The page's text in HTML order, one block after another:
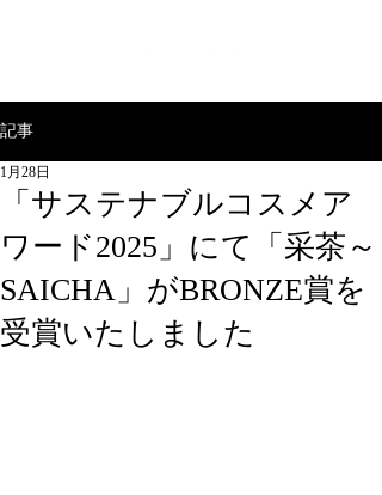
記事
「サステナブルコスメア
ワード2025」にて「采茶～
SAICHA」がBRONZE賞を
受賞いたしました
1月28日